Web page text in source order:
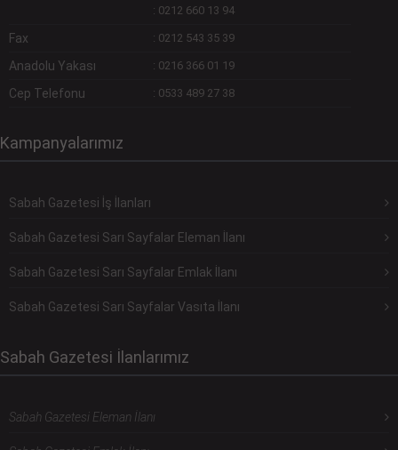
: 0212 660 13 94
Fax : 0212 543 35 39
Anadolu Yakası : 0216 366 01 19
Cep Telefonu : 0533 489 27 38
Kampanyalarımız
Sabah Gazetesi İş İlanları
Sabah Gazetesi Sarı Sayfalar Eleman İlanı
Sabah Gazetesi Sarı Sayfalar Emlak İlanı
Sabah Gazetesi Sarı Sayfalar Vasıta İlanı
Sabah Gazetesi İlanlarımız
Sabah Gazetesi Eleman İlanı